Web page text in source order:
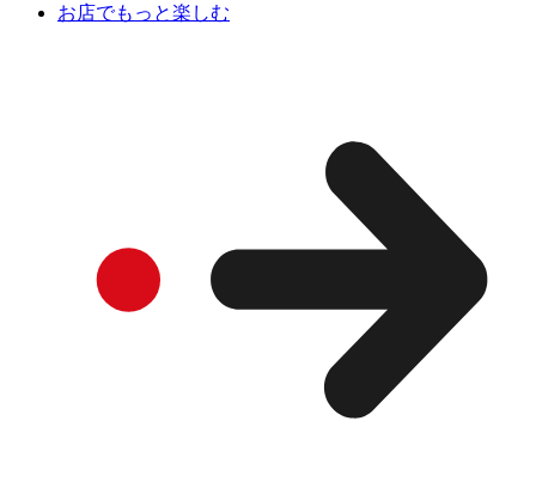
お店でもっと楽しむ